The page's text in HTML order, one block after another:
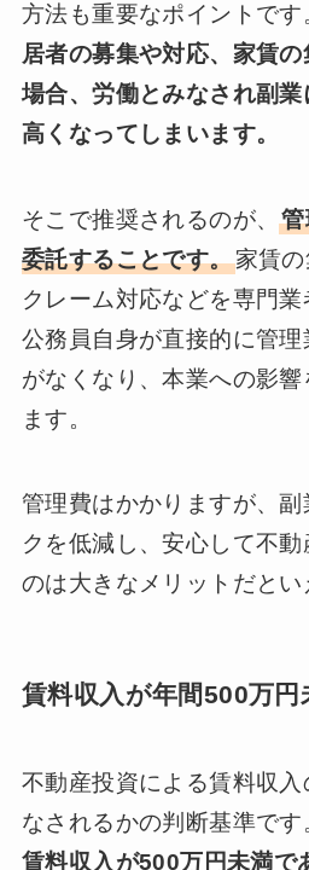
方法も重要なポイントです
居者の募集や対応、家賃
場合、労働とみなされ副
高くなってしまいます。
そこで推奨されるのが、
委託することです。家賃
クレーム対応などを専門業
公務員自身が直接的に管
がなくなり、本業への影
ます。
管理費はかかりますが、
クを低減し、安心して不
のは大きなメリットだとい
賃料収入が年間500万円
不動産投資による賃料収
なされるかの判断基準です
賃料収入が500万円未満で